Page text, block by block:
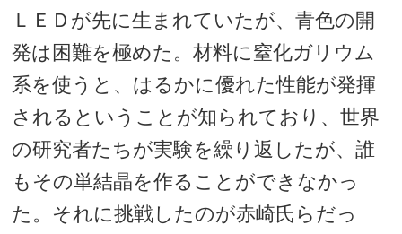
ＬＥＤが先に生まれていたが、青色の開
発は困難を極めた。材料に窒化ガリウム
系を使うと、はるかに優れた性能が発揮
されるということが知られており、世界
の研究者たちが実験を繰り返したが、誰
もその単結晶を作ることができなかっ
た。それに挑戦したのが赤崎氏らだっ